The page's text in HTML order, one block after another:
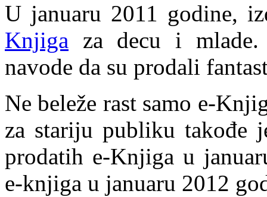
U januaru 2011 godine,
Knjiga za decu i mlade.
navode da su prodali
Ne beleže rast samo e-
za stariju publiku takođe
prodatih e-Knjiga u
e-knjiga u januaru 2012